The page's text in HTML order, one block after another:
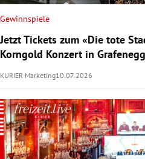
Gewinnspiele
Jetzt Tickets zum «Die tote
Korngold Konzert in
KURIER Marketing10.07.2026